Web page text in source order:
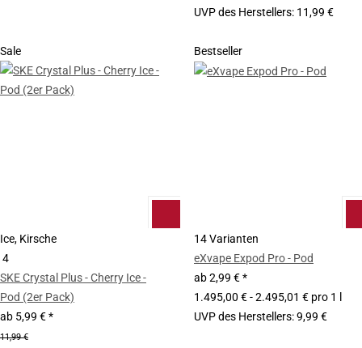
UVP des Herstellers: 11,99 €
Sale
Ice, Kirsche
4
SKE Crystal Plus - Cherry Ice -
Pod (2er Pack)
ab 5,99 €*
11,99 €
Bestseller
14 Varianten
eXvape Expod Pro - Pod
ab2,99 €*
1.495,00 € - 2.495,01 € pro 1 l
UVP des Herstellers:9,99 €